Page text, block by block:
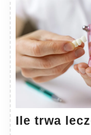
Ile trwa